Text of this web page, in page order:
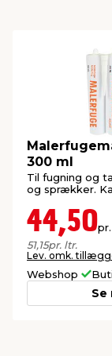
300 ml
Til fugning og
og sprækker.
44,50
51,15pr. ltr.
Lev. omk.
Webshop
Se